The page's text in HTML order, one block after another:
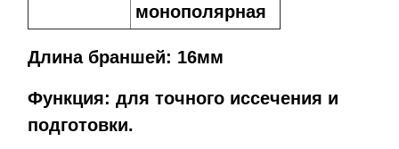
монополярная
Длина браншей: 16мм
Функция: для точного иссечения и
подготовки.